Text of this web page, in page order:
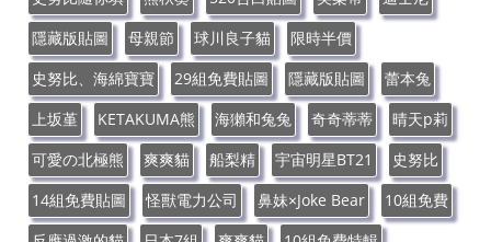
隱藏版貼圖
母親節 球川良子貓
限時半價
史努比、海綿寶寶
29組免費貼圖 隱藏版貼圖
蕾本兔
上坂堇
KETAKUMA熊 海獺和兔兔 奇奇蒂蒂
晴天p莉
可愛の北極熊
爽爽貓 船梨精 宇宙明星BT21
史努比
14組免費貼圖
怪獸電力公司 鼻妹×Joke Bear
10組免費